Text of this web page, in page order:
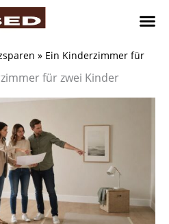
» Ein Kinderzimmer für
für zwei Kinder